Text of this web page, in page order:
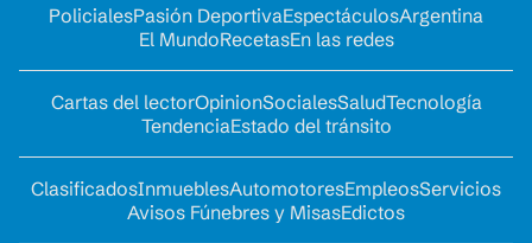
PolicialesPasión DeportivaEspectáculosArgentina
El MundoRecetasEn las redes
Cartas del lectorOpinionSocialesSaludTecnología
TendenciaEstado del tránsito
ClasificadosInmueblesAutomotoresEmpleosServicios
Avisos Fúnebres y MisasEdictos